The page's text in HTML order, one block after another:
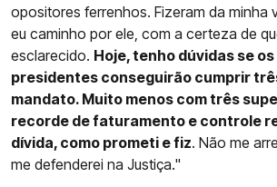
opositores ferrenhos. Fizeram da minha
eu caminho por ele, com a certeza de
esclarecido. Hoje, tenho dúvidas se
presidentes conseguirão cumprir
mandato. Muito menos com três
recorde de faturamento e controle
dívida, como prometi e fiz. Não me
me defenderei na Justiça."